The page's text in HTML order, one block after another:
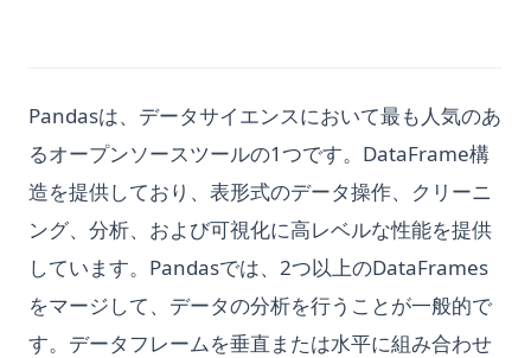
Pandasは、データサイエンスにおいて最も人気のあ
るオープンソースツールの1つです。DataFrame構
造を提供しており、表形式のデータ操作、クリーニ
ング、分析、および可視化に高レベルな性能を提供
しています。Pandasでは、2つ以上のDataFrames
をマージして、データの分析を行うことが一般的で
す。データフレームを垂直または水平に組み合わせ